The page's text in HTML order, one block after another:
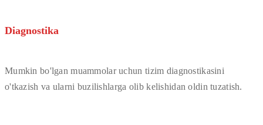
Diagnostika
Mumkin bo'lgan muammolar uchun tizim diagnostikasini
o'tkazish va ularni buzilishlarga olib kelishidan oldin tuzatish.